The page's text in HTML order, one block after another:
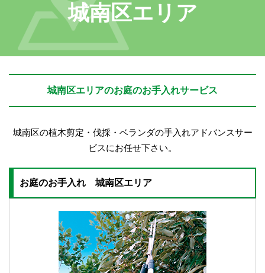
城南区エリア
城南区エリアのお庭のお手入れサービス
城南区の植木剪定・伐採・ベランダの手入れアドバンスサー
ビスにお任せ下さい。
お庭のお手入れ 城南区エリア